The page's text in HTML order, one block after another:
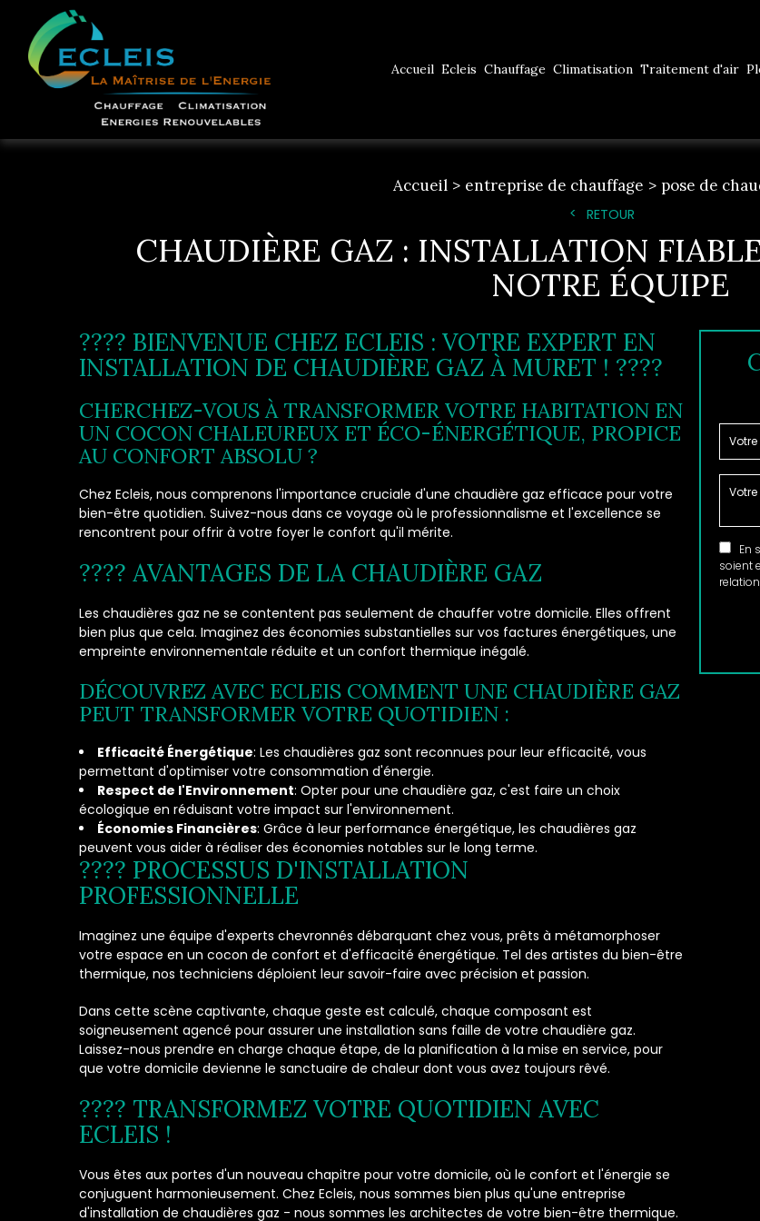
Accueil Ecleis Chauffage Climatisation Traitement d'air
Accueil entreprise de chauffage pose de
RETOUR
CHAUDIÈRE GAZ : INSTALLATION
NOTRE ÉQUIPE
???? BIENVENUE CHEZ ECLEIS : VOTRE EXPERT EN
INSTALLATION DE CHAUDIÈRE GAZ À MURET ! ????
CHERCHEZ-VOUS À TRANSFORMER VOTRE HABITATION EN
UN COCON CHALEUREUX ET ÉCO-ÉNERGÉTIQUE, PROPICE
AU CONFORT ABSOLU ?
Chez Ecleis, nous comprenons l'importance cruciale d'une chaudière gaz efficace pour votre
bien-être quotidien. Suivez-nous dans ce voyage où le professionnalisme et l'excellence se
rencontrent pour offrir à votre foyer le confort qu'il mérite.
???? AVANTAGES DE LA CHAUDIÈRE GAZ
Les chaudières gaz ne se contentent pas seulement de chauffer votre domicile. Elles offrent
bien plus que cela. Imaginez des économies substantielles sur vos factures énergétiques, une
empreinte environnementale réduite et un confort thermique inégalé.
DÉCOUVREZ AVEC ECLEIS COMMENT UNE CHAUDIÈRE GAZ
PEUT TRANSFORMER VOTRE QUOTIDIEN :
Efficacité Énergétique: Les chaudières gaz sont reconnues pour leur efficacité, vous
permettant d'optimiser votre consommation d'énergie.
Respect de l'Environnement: Opter pour une chaudière gaz, c'est faire un choix
écologique en réduisant votre impact sur l'environnement.
Économies Financières: Grâce à leur performance énergétique, les chaudières gaz
peuvent vous aider à réaliser des économies notables sur le long terme.
???? PROCESSUS D'INSTALLATION
PROFESSIONNELLE
Imaginez une équipe d'experts chevronnés débarquant chez vous, prêts à métamorphoser
votre espace en un cocon de confort et d'efficacité énergétique. Tel des artistes du bien-être
thermique, nos techniciens déploient leur savoir-faire avec précision et passion.
Dans cette scène captivante, chaque geste est calculé, chaque composant est
soigneusement agencé pour assurer une installation sans faille de votre chaudière gaz.
Laissez-nous prendre en charge chaque étape, de la planification à la mise en service, pour
que votre domicile devienne le sanctuaire de chaleur dont vous avez toujours rêvé.
???? TRANSFORMEZ VOTRE QUOTIDIEN AVEC
ECLEIS !
Vous êtes aux portes d'un nouveau chapitre pour votre domicile, où le confort et l'énergie se
conjuguent harmonieusement. Chez Ecleis, nous sommes bien plus qu'une entreprise
d'installation de chaudières gaz - nous sommes les architectes de votre bien-être thermique.
En
soient